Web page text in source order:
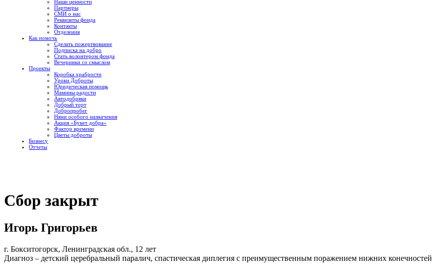
Наши ценности
Партнеры
СМИ о нас
Реквизиты фонда
Контакты
Отделения
Как помочь
Сделать пожертвование
Подписка на добро
Стать волонтером фонда
Вечеринки со смыслом
Проекты
Коробка храбрости
Уроки Доброты
Юридическая помощь
Мамины радости
Автодобряки
Добрый торт
Добропробег
Няни особого назначения
Акция «Букет добра»
Фактор времени
Цветы доброты
Бизнесу
Отчеты
Сбор закрыт
Игорь Григорьев
г. Бокситогорск, Ленинградская обл., 12 лет
Диагноз – детский церебральный паралич, спастическая диплегия с преимущественным поражением нижних конечностей